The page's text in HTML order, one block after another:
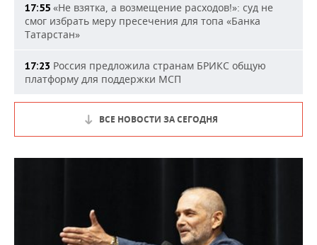
17:55 «Не взятка, а возмещение расходов!»: суд не
смог избрать меру пресечения для топа «Банка
Татарстан»
17:23 Россия предложила странам БРИКС общую
платформу для поддержки МСП
ВСЕ НОВОСТИ ЗА СЕГОДНЯ